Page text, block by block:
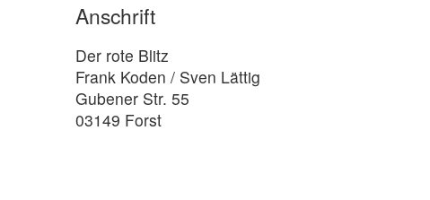
Anschrift
Der rote Blitz
Frank Koden / Sven Lättig
Gubener Str. 55
03149 Forst